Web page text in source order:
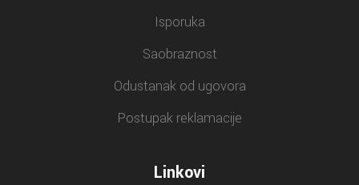
Isporuka
Saobraznost
Odustanak od ugovora
Postupak reklamacije
Linkovi